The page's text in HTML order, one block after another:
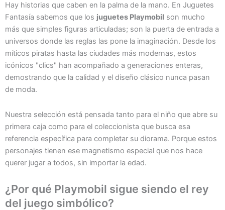
Hay historias que caben en la palma de la mano. En Juguetes
Fantasía sabemos que los juguetes Playmobil son mucho
más que simples figuras articuladas; son la puerta de entrada a
universos donde las reglas las pone la imaginación. Desde los
míticos piratas hasta las ciudades más modernas, estos
icónicos "clics" han acompañado a generaciones enteras,
demostrando que la calidad y el diseño clásico nunca pasan
de moda.
Nuestra selección está pensada tanto para el niño que abre su
primera caja como para el coleccionista que busca esa
referencia específica para completar su diorama. Porque estos
personajes tienen ese magnetismo especial que nos hace
querer jugar a todos, sin importar la edad.
¿Por qué Playmobil sigue siendo el rey
del juego simbólico?